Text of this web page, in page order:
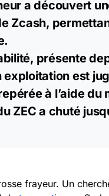
a découvert
Zcash,
présente
exploitation est
à l’aide
ZEC a chuté
frayeur. Un